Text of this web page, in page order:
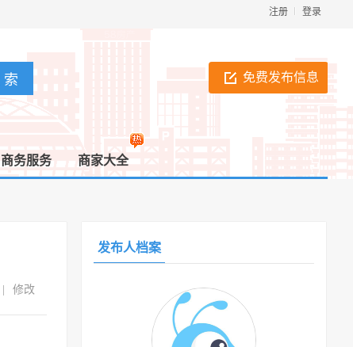
登录
注册
免费发布信息
商务服务 商家大全
修改
发布人档案